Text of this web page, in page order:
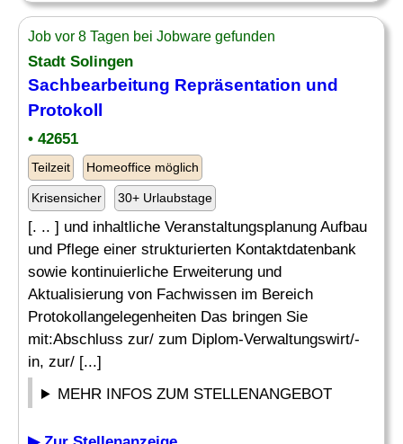
Job vor 8 Tagen bei Jobware gefunden
Stadt Solingen
Sachbearbeitung Repräsentation und
Protokoll
• 42651
Teilzeit Homeoffice möglich
Krisensicher 30+ Urlaubstage
[. .. ] und inhaltliche Veranstaltungsplanung Aufbau
und Pflege einer strukturierten Kontaktdatenbank
sowie kontinuierliche Erweiterung und
Aktualisierung von Fachwissen im Bereich
Protokollangelegenheiten Das bringen Sie
mit:Abschluss zur/ zum Diplom-Verwaltungswirt/-
in, zur/ [...]
MEHR INFOS ZUM STELLENANGEBOT